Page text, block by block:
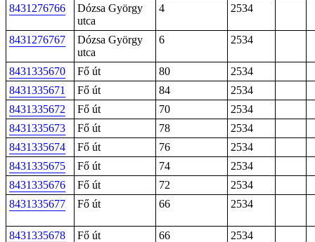
8431276766
Dózsa György
utca
4 2534
8431276767
Dózsa György
utca
6 2534
8431335670 Fő út 80
2534
8431335671
Fő út 84
2534
8431335672
Fő út 70
2534
8431335673
Fő út 78
2534
8431335674
Fő út 76
2534
8431335675
Fő út 74
2534
8431335676
Fő út 72
2534
8431335677
Fő út 66 2534
8431335678 Fő út 66
2534